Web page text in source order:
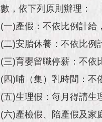
數，依下列原則辦理：
(一)產假：不依比例計給
(二)安胎休養：不依比例
(三)育嬰留職停薪：不依
(四)哺（集）乳時間：不
(五)生理假：每月得請生
(六)產檢假、陪產假及家